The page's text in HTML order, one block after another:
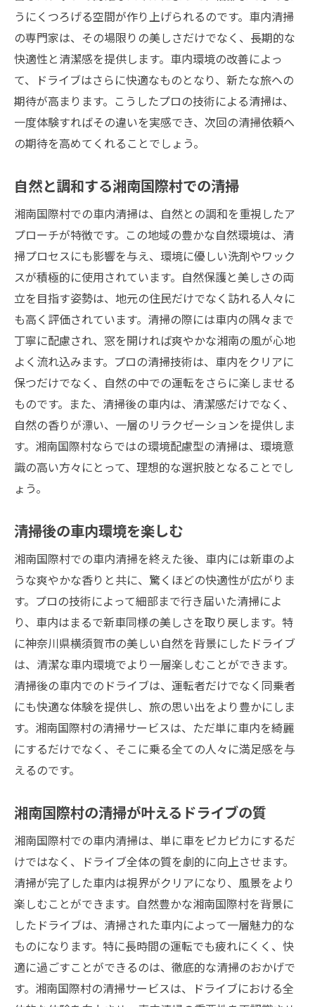
湘南国際村での清掃が生み出す価値
湘南国際村の車内清掃で新車の香りをもう一度
車内清掃で再現する新車のフレッシュさ
香りから始まる車内清掃の魅力
湘南国際村の清掃がもたらす新車体験
忘れられない新車の香りを再現
車内清掃で蘇る新車の魅力
車内清掃で湘南国際村の魅力を満喫
湘南国際村の美しさを車内清掃で堪能
清掃がもたらす湘南国際村での充実感
車内清掃で感じる湘南国際村の魅力
湘南国際村の清掃がもたらす喜び
清掃で楽しむ湘南国際村の自然
湘南国際村の魅力が引き立つ車内清掃
湘南国際村で心地よいドライブを実現する車内
清掃
車内清掃が変えるドライブの質
湘南国際村で得られる最高のドライブ体験
清掃がもたらす快適なドライブ環境
心地よいドライブをサポートする清掃技術
湘南国際村での清掃が叶えるドライブの楽
しさ
うにくつろげる空間が作り上げられるのです。車内清掃
の専門家は、その場限りの美しさだけでなく、長期的な
快適性と清潔感を提供します。車内環境の改善によっ
て、ドライブはさらに快適なものとなり、新たな旅への
期待が高まります。こうしたプロの技術による清掃は、
一度体験すればその違いを実感でき、次回の清掃依頼へ
の期待を高めてくれることでしょう。
自然と調和する湘南国際村での清掃
湘南国際村での車内清掃は、自然との調和を重視したア
プローチが特徴です。この地域の豊かな自然環境は、清
掃プロセスにも影響を与え、環境に優しい洗剤やワック
スが積極的に使用されています。自然保護と美しさの両
立を目指す姿勢は、地元の住民だけでなく訪れる人々に
も高く評価されています。清掃の際には車内の隅々まで
丁寧に配慮され、窓を開ければ爽やかな湘南の風が心地
よく流れ込みます。プロの清掃技術は、車内をクリアに
保つだけでなく、自然の中での運転をさらに楽しませる
ものです。また、清掃後の車内は、清潔感だけでなく、
自然の香りが漂い、一層のリラクゼーションを提供しま
す。湘南国際村ならではの環境配慮型の清掃は、環境意
識の高い方々にとって、理想的な選択肢となることでし
ょう。
清掃後の車内環境を楽しむ
湘南国際村での車内清掃を終えた後、車内には新車のよ
うな爽やかな香りと共に、驚くほどの快適性が広がりま
す。プロの技術によって細部まで行き届いた清掃によ
り、車内はまるで新車同様の美しさを取り戻します。特
に神奈川県横須賀市の美しい自然を背景にしたドライブ
は、清潔な車内環境でより一層楽しむことができます。
清掃後の車内でのドライブは、運転者だけでなく同乗者
にも快適な体験を提供し、旅の思い出をより豊かにしま
す。湘南国際村の清掃サービスは、ただ単に車内を綺麗
にするだけでなく、そこに乗る全ての人々に満足感を与
えるのです。
湘南国際村の清掃が叶えるドライブの質
湘南国際村での車内清掃は、単に車をピカピカにするだ
けではなく、ドライブ全体の質を劇的に向上させます。
清掃が完了した車内は視界がクリアになり、風景をより
楽しむことができます。自然豊かな湘南国際村を背景に
したドライブは、清掃された車内によって一層魅力的な
ものになります。特に長時間の運転でも疲れにくく、快
適に過ごすことができるのは、徹底的な清掃のおかげで
す。湘南国際村の清掃サービスは、ドライブにおける全